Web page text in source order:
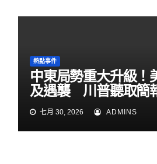
熱點事件
中東局勢重大升級！
及遇襲 川普聽取簡
七月 30, 2026 ADMINS